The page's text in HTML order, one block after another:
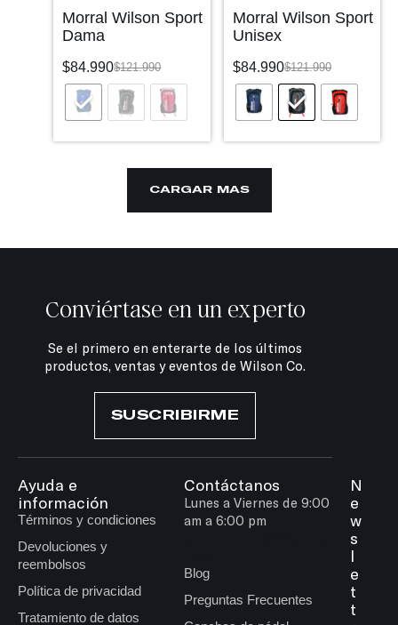
Morral Wilson Sport
Dama
$121.990
$84.990
Morral Wilson Sport
Unisex
$121.990
$84.990
CARGAR MÁS
Conviértase en un experto
Se el primero en enterarte de los últimos
productos, ventas y eventos de Wilson Co.
SUSCRIBIRME
Ayuda e
información
Términos y condiciones
Devoluciones y
reembolsos
Política de privacidad
Tratamiento de datos
Contáctanos
Lunes a Viernes de 9:00
am a 6:00 pm
Blog
Preguntas Frecuentes
N
e
w
s
l
e
t
t